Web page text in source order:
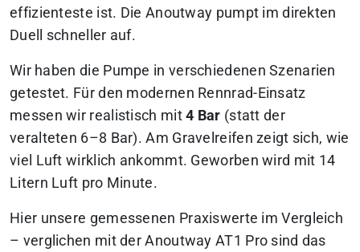
effizienteste ist. Die Anoutway pumpt im direkten
Duell schneller auf.
Wir haben die Pumpe in verschiedenen Szenarien
getestet. Für den modernen Rennrad-Einsatz
messen wir realistisch mit4 Bar (statt der
veralteten 6–8 Bar). Am Gravelreifen zeigt sich, wie
viel Luft wirklich ankommt. Geworben wird mit 14
Litern Luft pro Minute.
Hier unsere gemessenen Praxiswerte im Vergleich
– verglichen mit der Anoutway AT1 Pro sind das